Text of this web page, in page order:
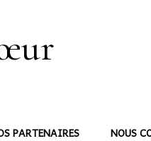
PARTENAIRES NOUS